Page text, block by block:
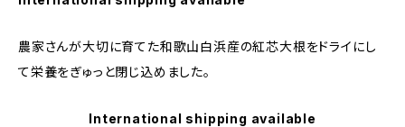
農家さんが大切に育てた和歌山白浜産の紅芯大根をドライにし
て栄養をぎゅっと閉じ込めました。
International shipping available